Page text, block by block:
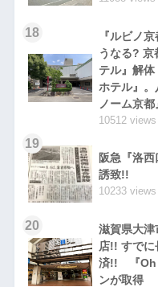
18
『ルビノ
うなる? 京
テル』解
ホテル』。
ノーム京都
10512 views
19
阪急『洛
誘致!!
10233 views
20
滋賀県大津
店!! すでに
済!! 『Oh
ンが取得